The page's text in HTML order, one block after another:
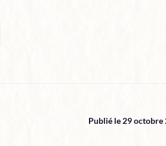
Publié le 29 octobre